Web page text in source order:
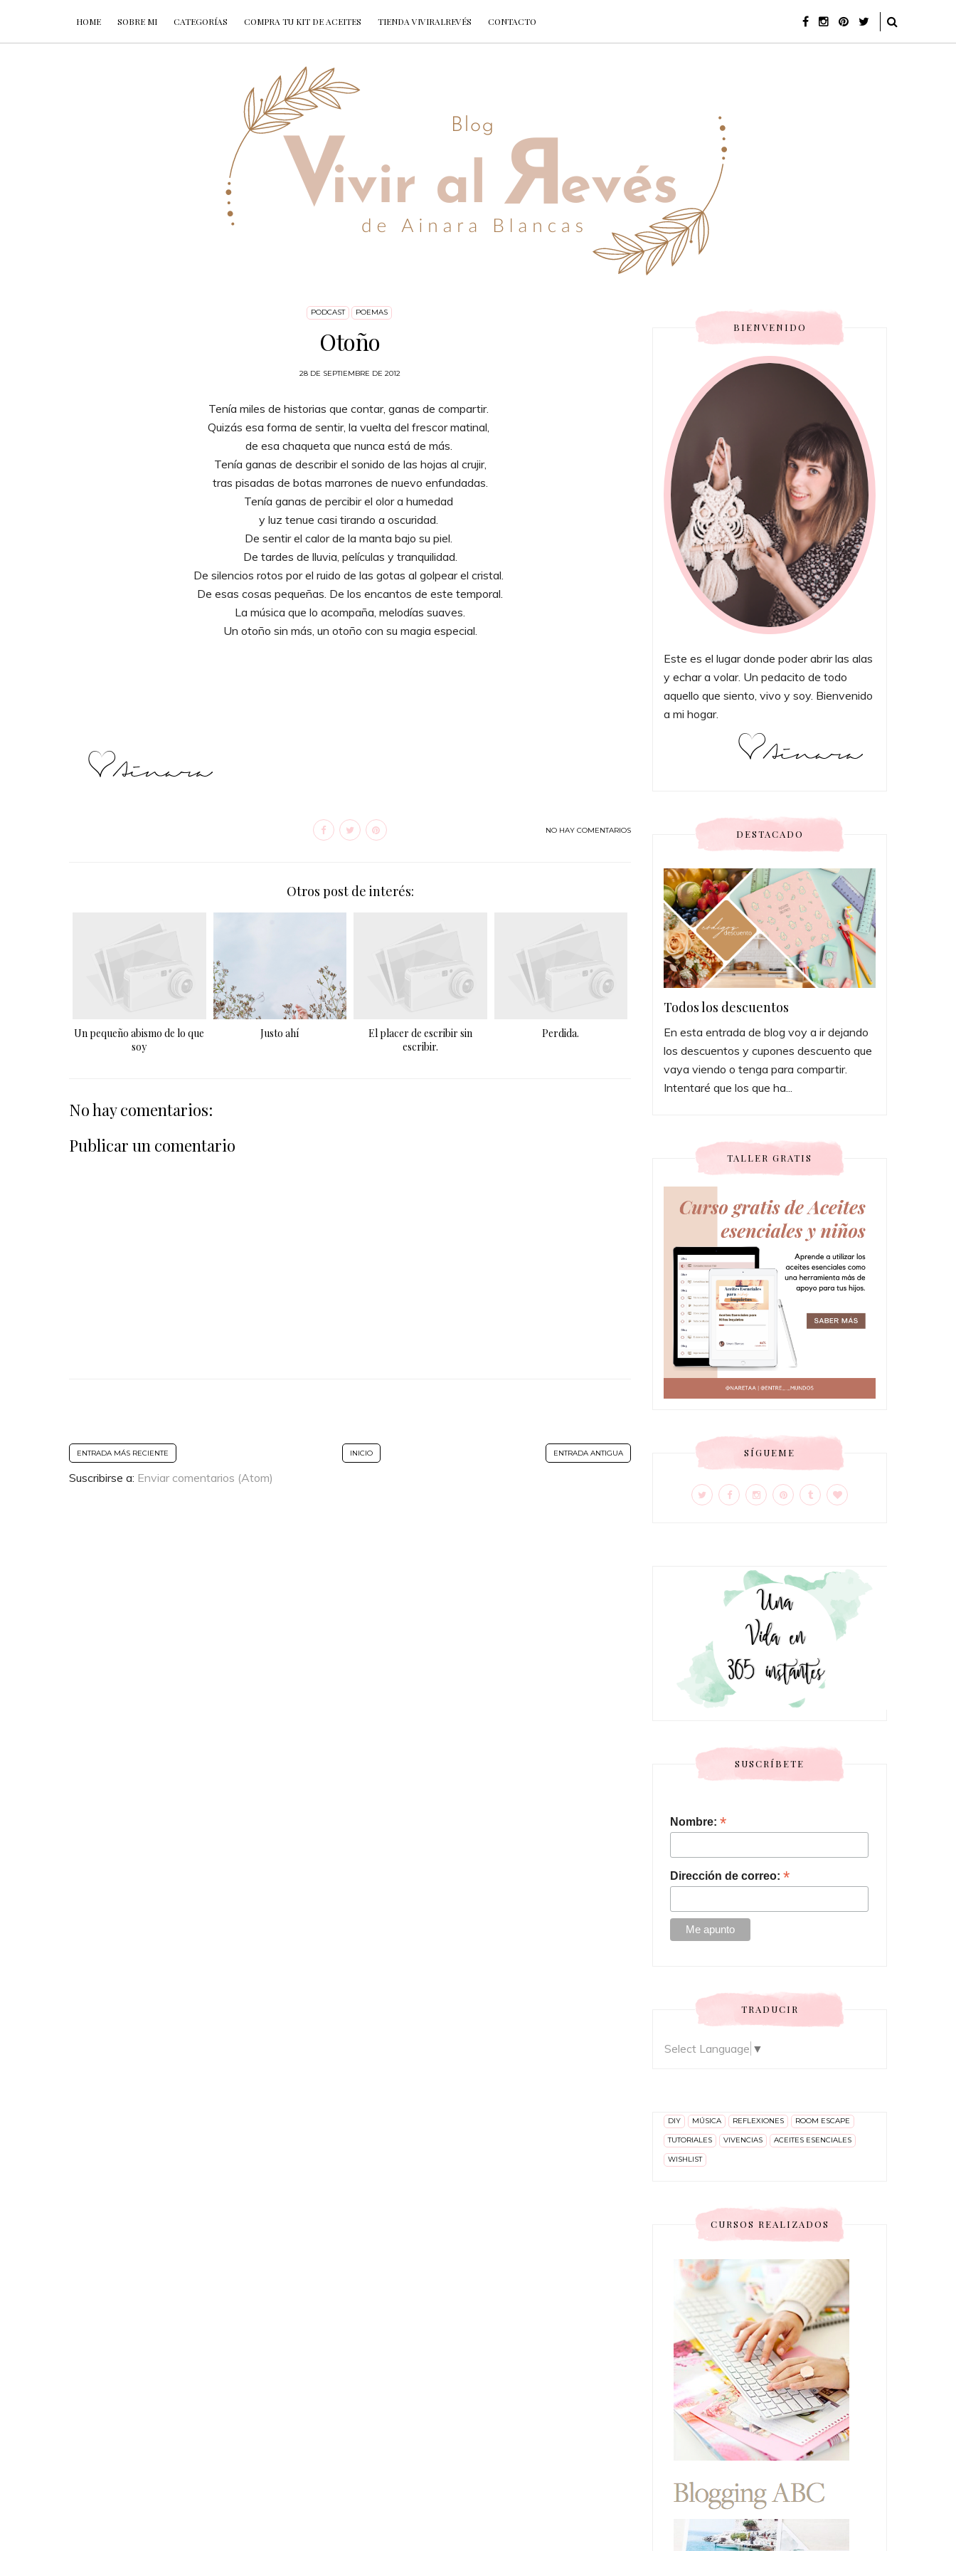
HOME SOBRE MI CATEGORÍAS COMPRA TU KIT DE ACEITES TIENDA VIVIRALREVÉS CONTACTO
PODCAST POEMAS
Otoño
28 DE SEPTIEMBRE DE 2012
Tenía miles de historias que contar, ganas de compartir.
Quizás esa forma de sentir, la vuelta del frescor matinal,
de esa chaqueta que nunca está de más.
Tenía ganas de describir el sonido de las hojas al crujir,
tras pisadas de botas marrones de nuevo enfundadas.
Tenía ganas de percibir el olor a humedad
y luz tenue casi tirando a oscuridad.
De sentir el calor de la manta bajo su piel.
De tardes de lluvia, películas y tranquilidad.
De silencios rotos por el ruido de las gotas al golpear el cristal.
De esas cosas pequeñas. De los encantos de este temporal.
La música que lo acompaña, melodías suaves.
Un otoño sin más, un otoño con su magia especial.
NO HAY COMENTARIOS
Otros post de interés:
Un pequeño abismo de lo que
soy
Justo ahí
El placer de escribir sin
escribir.
Perdida.
No hay comentarios:
Publicar un comentario
ENTRADA MÁS RECIENTE ENTRADA ANTIGUA
INICIO
Suscribirse a: Enviar comentarios (Atom)
BIENVENIDO
Este es el lugar donde poder abrir las alas
y echar a volar. Un pedacito de todo
aquello que siento, vivo y soy. Bienvenido
a mi hogar.
DESTACADO
Todos los descuentos
En esta entrada de blog voy a ir dejando
los descuentos y cupones descuento que
vaya viendo o tenga para compartir.
Intentaré que los que ha...
TALLER GRATIS
SÍGUEME
SUSCRÍBETE
Nombre: *
Dirección de correo: *
TRADUCIR
Select Language ▼
DIY MÚSICA REFLEXIONES ROOM ESCAPE
TUTORIALES VIVENCIAS ACEITES ESENCIALES
WISHLIST
CURSOS REALIZADOS